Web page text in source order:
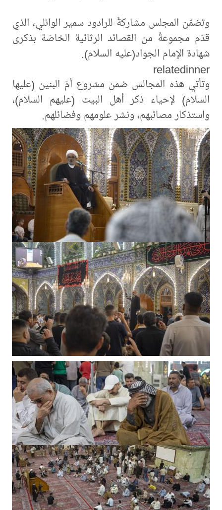
وتضمّن المجلس مشاركةً للرادود سمير الوائلي، الذي
قدّم مجموعةً من القصائد الرثائية الخاصّة بذكرى
شهادة الإمام الجواد(عليه السلام).
relatedinner
وتأتي هذه المجالس ضمن مشروع أمّ البنين (عليها
السلام) لإحياء ذكر أهل البيت (عليهم السلام)،
واستذكار مصائبهم، ونشر علومهم وفضائلهم.